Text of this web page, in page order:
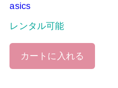
asics
レンタル可能
カートに入れる